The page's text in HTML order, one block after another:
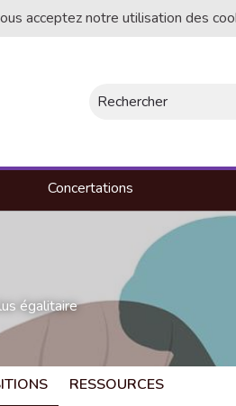
acceptez notre utilisation des
Rechercher
Concertations
égalitaire
RESSOURCES